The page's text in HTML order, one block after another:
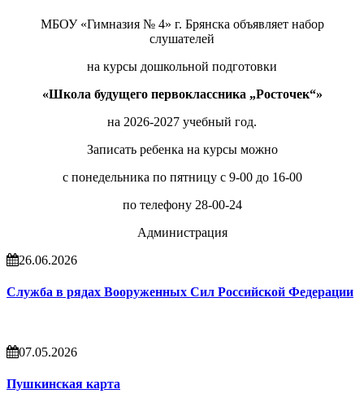
МБОУ «Гимназия № 4» г. Брянска объявляет набор
слушателей
на курсы дошкольной подготовки
«Школа будущего первоклассника „Росточек“»
на 2026-2027 учебный год.
Записать ребенка на курсы можно
с понедельника по пятницу с 9-00 до 16-00
по телефону 28-00-24
Администрация
26.06.2026
Служба в рядах Вооруженных Сил Российской Федерации
07.05.2026
Пушкинская карта